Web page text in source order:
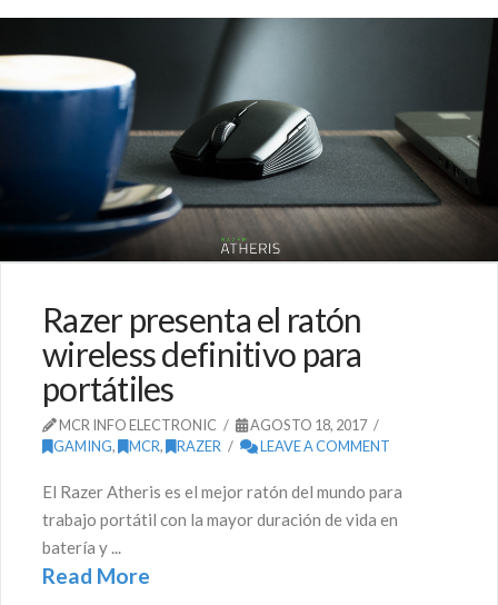
Razer presenta el ratón
wireless definitivo para
portátiles
MCR INFO ELECTRONIC
AGOSTO 18, 2017
GAMING, MCR, RAZER LEAVE A COMMENT
El Razer Atheris es el mejor ratón del mundo para
trabajo portátil con la mayor duración de vida en
batería y ...
Read More